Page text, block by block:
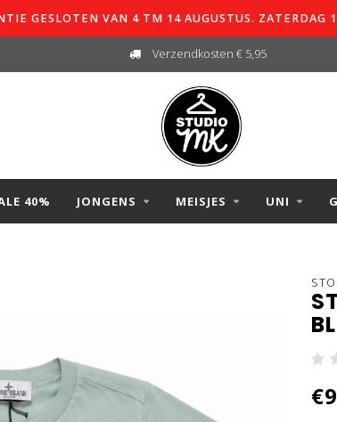
GESLOTEN VAN 4 TM 14 AUGUSTUS. ZATERDAG
Verzendkosten € 5,95
40% JONGENS MEISJES UNI